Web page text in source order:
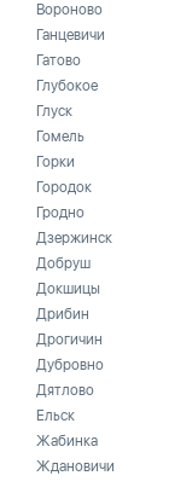
Вороново
Ганцевичи
Гатово
Глубокое
Глуск
Гомель
Горки
Городок
Гродно
Дзержинск
Добруш
Докшицы
Дрибин
Дрогичин
Дубровно
Дятлово
Ельск
Жабинка
Ждановичи